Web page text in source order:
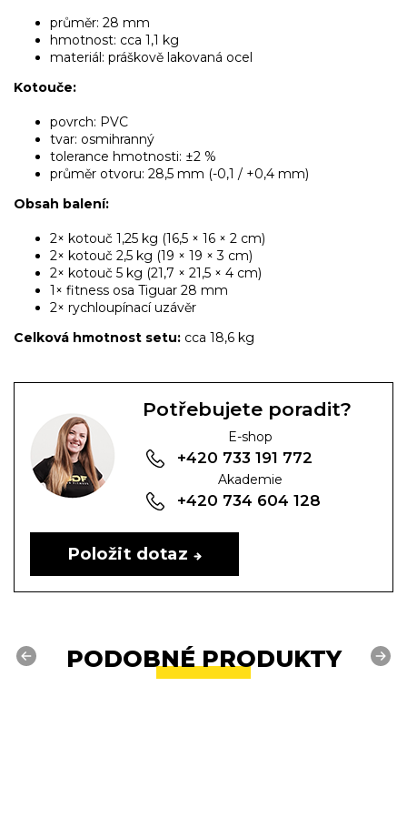
průměr: 28 mm
hmotnost: cca 1,1 kg
materiál: práškově lakovaná ocel
Kotouče:
povrch: PVC
tvar: osmihranný
tolerance hmotnosti: ±2 %
průměr otvoru: 28,5 mm (-0,1 / +0,4 mm)
Obsah balení:
2× kotouč 1,25 kg (16,5 × 16 × 2 cm)
2× kotouč 2,5 kg (19 × 19 × 3 cm)
2× kotouč 5 kg (21,7 × 21,5 × 4 cm)
1× fitness osa Tiguar 28 mm
2× rychloupínací uzávěr
Celková hmotnost setu: cca 18,6 kg
Potřebujete poradit?
E-shop
+420 733 191 772
Akademie
+420 734 604 128
Položit dotaz
PODOBNÉ PRODUKTY
Previous Next